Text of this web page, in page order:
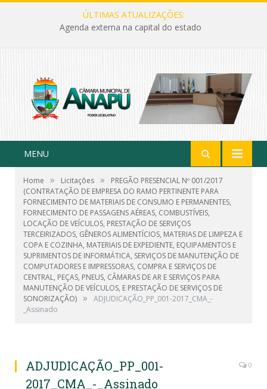
ÚLTIMAS ATUALIZAÇÕES:
Agenda externa na capital do estado
MENU
Home » Licitações »
PREGÃO PRESENCIAL Nº 001/2017
(CONTRATAÇÃO DE EMPRESA DO RAMO PERTINENTE PARA
FORNECIMENTO DE MATERIAIS DE CONSUMO E PERMANENTES,
FORNECIMENTO DE PASSAGENS AÉREAS, COMBUSTÍVEIS,
LOCAÇÃO DE VEÍCULOS, PRESTAÇÃO DE SERVIÇOS
TERCEIRIZADOS, GÊNEROS ALIMENTÍCIOS, MATERIAS DE LIMPEZA E
COPA E COZINHA, MATERIAIS DE EXPEDIENTE, EQUIPAMENTOS E
SUPRIMENTOS DE INFORMÁTICA, SERVIÇOS DE MANUTENÇÃO DE
COMPUTADORES E IMPRESSORAS, COMPRA E SERVIÇOS DE
CENTRAL, PEÇAS, PNEUS, CÂMARAS DE AR E SERVIÇOS PARA
MANUTENÇÃO DE VEÍCULOS, E PRESTAÇÃO DE SERVIÇOS DE
SONORIZAÇÃO) »
ADJUDICAÇÃO_PP_001-2017_CMA_-
_Assinado
ADJUDICAÇÃO_PP_001-
2017_CMA_-_Assinado
0